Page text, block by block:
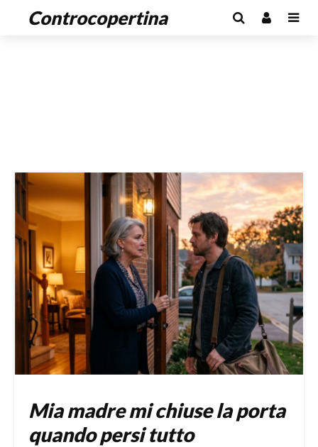
Controcopertina
Mia madre mi chiuse la porta
quando persi tutto